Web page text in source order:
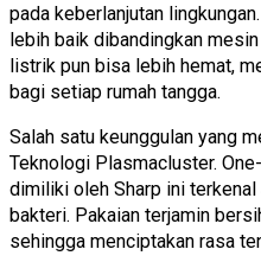
pada keberlanjutan
lebih baik dibandingkan
listrik pun bisa lebih hemat,
bagi setiap rumah tangga.
Salah satu keunggulan yang
Teknologi Plasmacluster.
dimiliki oleh Sharp ini
bakteri. Pakaian terjamin
sehingga menciptakan rasa